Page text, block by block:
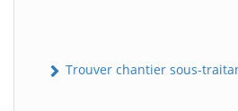
Trouver chantier sous-